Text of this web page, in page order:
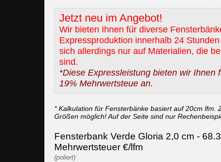
Jetzt neu im Angebot!
Wir bieten Ihnen für diverse
Expressproduktion innerhalb 24
sich allerdings nur auf Materialien, die
sind.
*Diese Expressleistung bieten wir Ihnen
19% Mehrwertsteue an.
* Kalkulation für Fensterbänke basiert auf 20cm lfm.
Größen möglich! Auf der Seite sind nur
Fensterbank Verde Gloria 2,0 cm -
Mehrwertsteuer €/lfm
(poliert)